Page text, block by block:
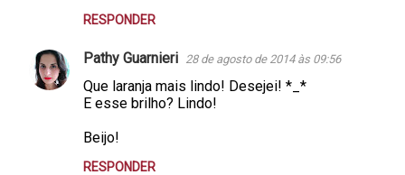
RESPONDER
Pathy Guarnieri 28 de agosto de 2014 às 09:56
Que laranja mais lindo! Desejei! *_*
E esse brilho? Lindo!
Beijo!
RESPONDER